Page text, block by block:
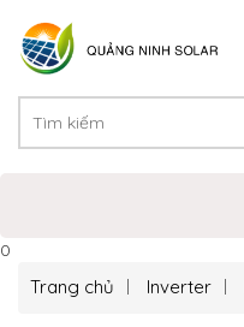
0
Trang chủ Inverter